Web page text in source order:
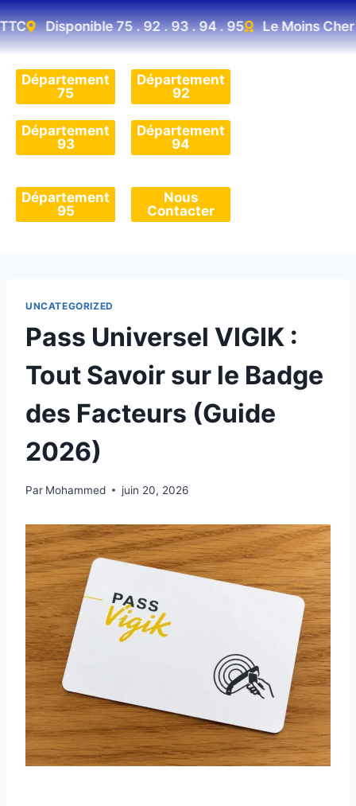
Disponible 75 . 92 . 93 . 94 . 95 Le Moins Cher
Département
75
Département
92
Département
93
Département
94
Département
95
Nous
Contacter
UNCATEGORIZED
Pass Universel VIGIK :
Tout Savoir sur le Badge
des Facteurs (Guide
2026)
Par Mohammed juin 20, 2026